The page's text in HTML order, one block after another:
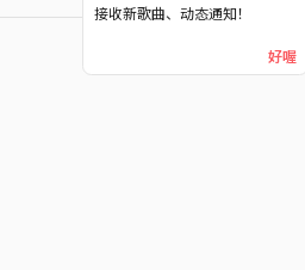
接收新歌曲、动态通知！
好喔